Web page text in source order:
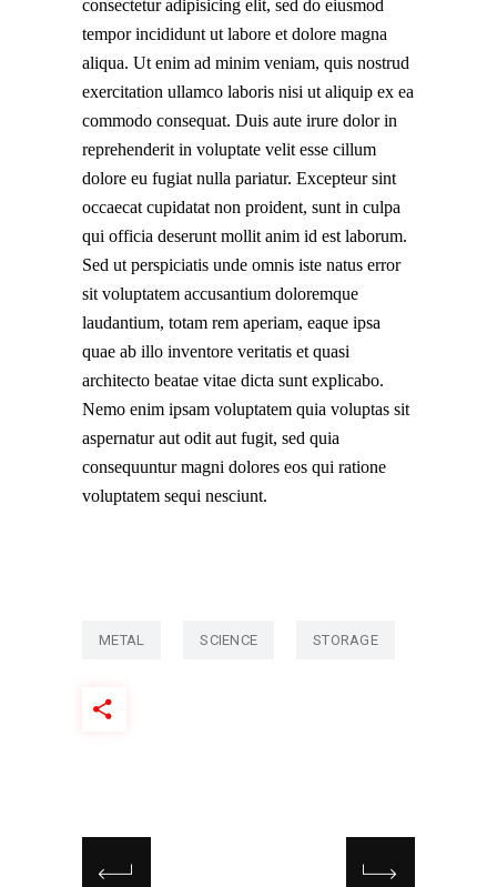
consectetur adipisicing elit, sed do eiusmod
tempor incididunt ut labore et dolore magna
aliqua. Ut enim ad minim veniam, quis nostrud
exercitation ullamco laboris nisi ut aliquip ex ea
commodo consequat. Duis aute irure dolor in
reprehenderit in voluptate velit esse cillum
dolore eu fugiat nulla pariatur. Excepteur sint
occaecat cupidatat non proident, sunt in culpa
qui officia deserunt mollit anim id est laborum.
Sed ut perspiciatis unde omnis iste natus error
sit voluptatem accusantium doloremque
laudantium, totam rem aperiam, eaque ipsa
quae ab illo inventore veritatis et quasi
architecto beatae vitae dicta sunt explicabo.
Nemo enim ipsam voluptatem quia voluptas sit
aspernatur aut odit aut fugit, sed quia
consequuntur magni dolores eos qui ratione
voluptatem sequi nesciunt.
METAL SCIENCE STORAGE